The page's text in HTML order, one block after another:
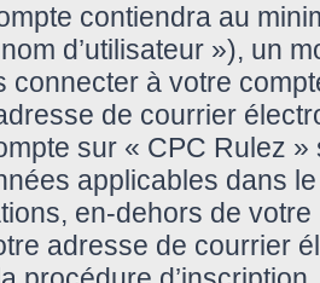
contiendra au
d’utilisateur »), un
connecter à votre
de courrier
sur « CPC Rulez
applicables dans
en-dehors de
adresse de courrier